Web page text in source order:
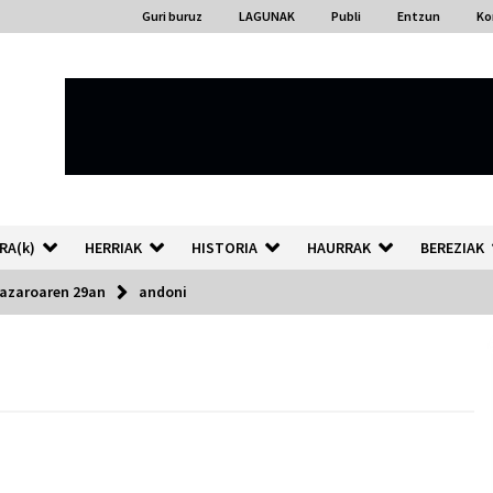
Guri buruz LAGUNAK Publi Entzun
HERRIAK HISTORIA HAURRAK BEREZIAK
29an andoni